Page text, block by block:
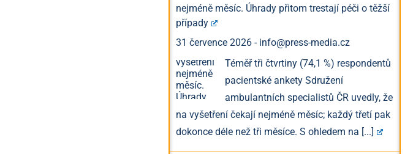
nejméně měsíc. Úhrady přitom trestají péči o těžší
případy
31 července 2026 - info@press-media.cz
Téměř tři čtvrtiny (74,1 %) respondentů
pacientské ankety Sdružení
ambulantních specialistů ČR uvedly, že
na vyšetření čekají nejméně měsíc; každý třetí pak
dokonce déle než tři měsíce. S ohledem na [...]